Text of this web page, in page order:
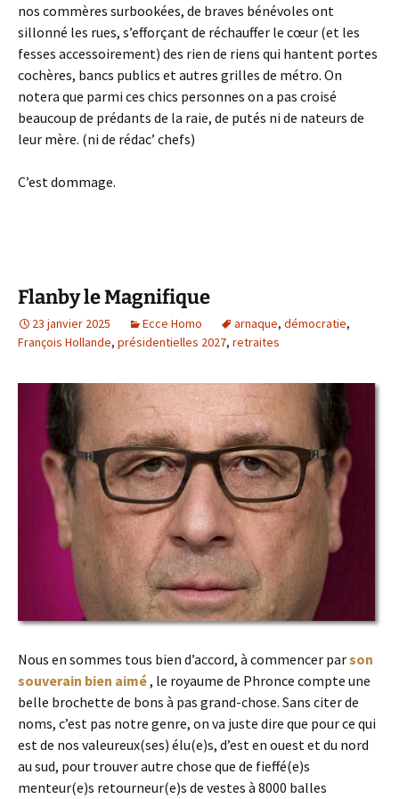
nos commères surbookées, de braves bénévoles ont
sillonné les rues, s’efforçant de réchauffer le cœur (et les
fesses accessoirement) des rien de riens qui hantent portes
cochères, bancs publics et autres grilles de métro. On
notera que parmi ces chics personnes on a pas croisé
beaucoup de prédants de la raie, de putés ni de nateurs de
leur mère. (ni de rédac’ chefs)
C’est dommage.
Flanby le Magnifique
23 janvier 2025 Ecce Homo arnaque, démocratie,
François Hollande, présidentielles 2027, retraites
Nous en sommes tous bien d’accord, à commencer parson
souverain bien aimé, le royaume de Phronce compte une
belle brochette de bons à pas grand-chose. Sans citer de
noms, c’est pas notre genre, on va juste dire que pour ce qui
est de nos valeureux(ses) élu(e)s, d’est en ouest et du nord
au sud, pour trouver autre chose que de fieffé(e)s
menteur(e)s retourneur(e)s de vestes à 8000 balles